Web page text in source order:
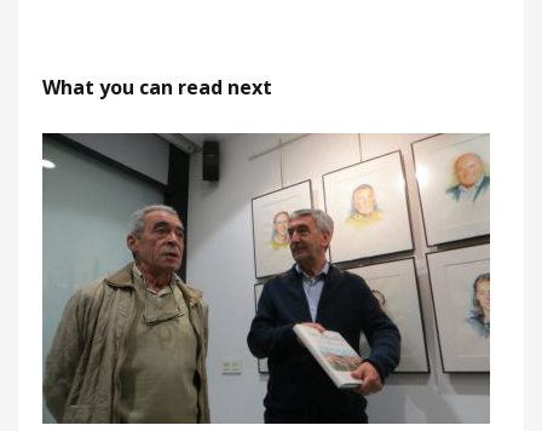
What you can read next